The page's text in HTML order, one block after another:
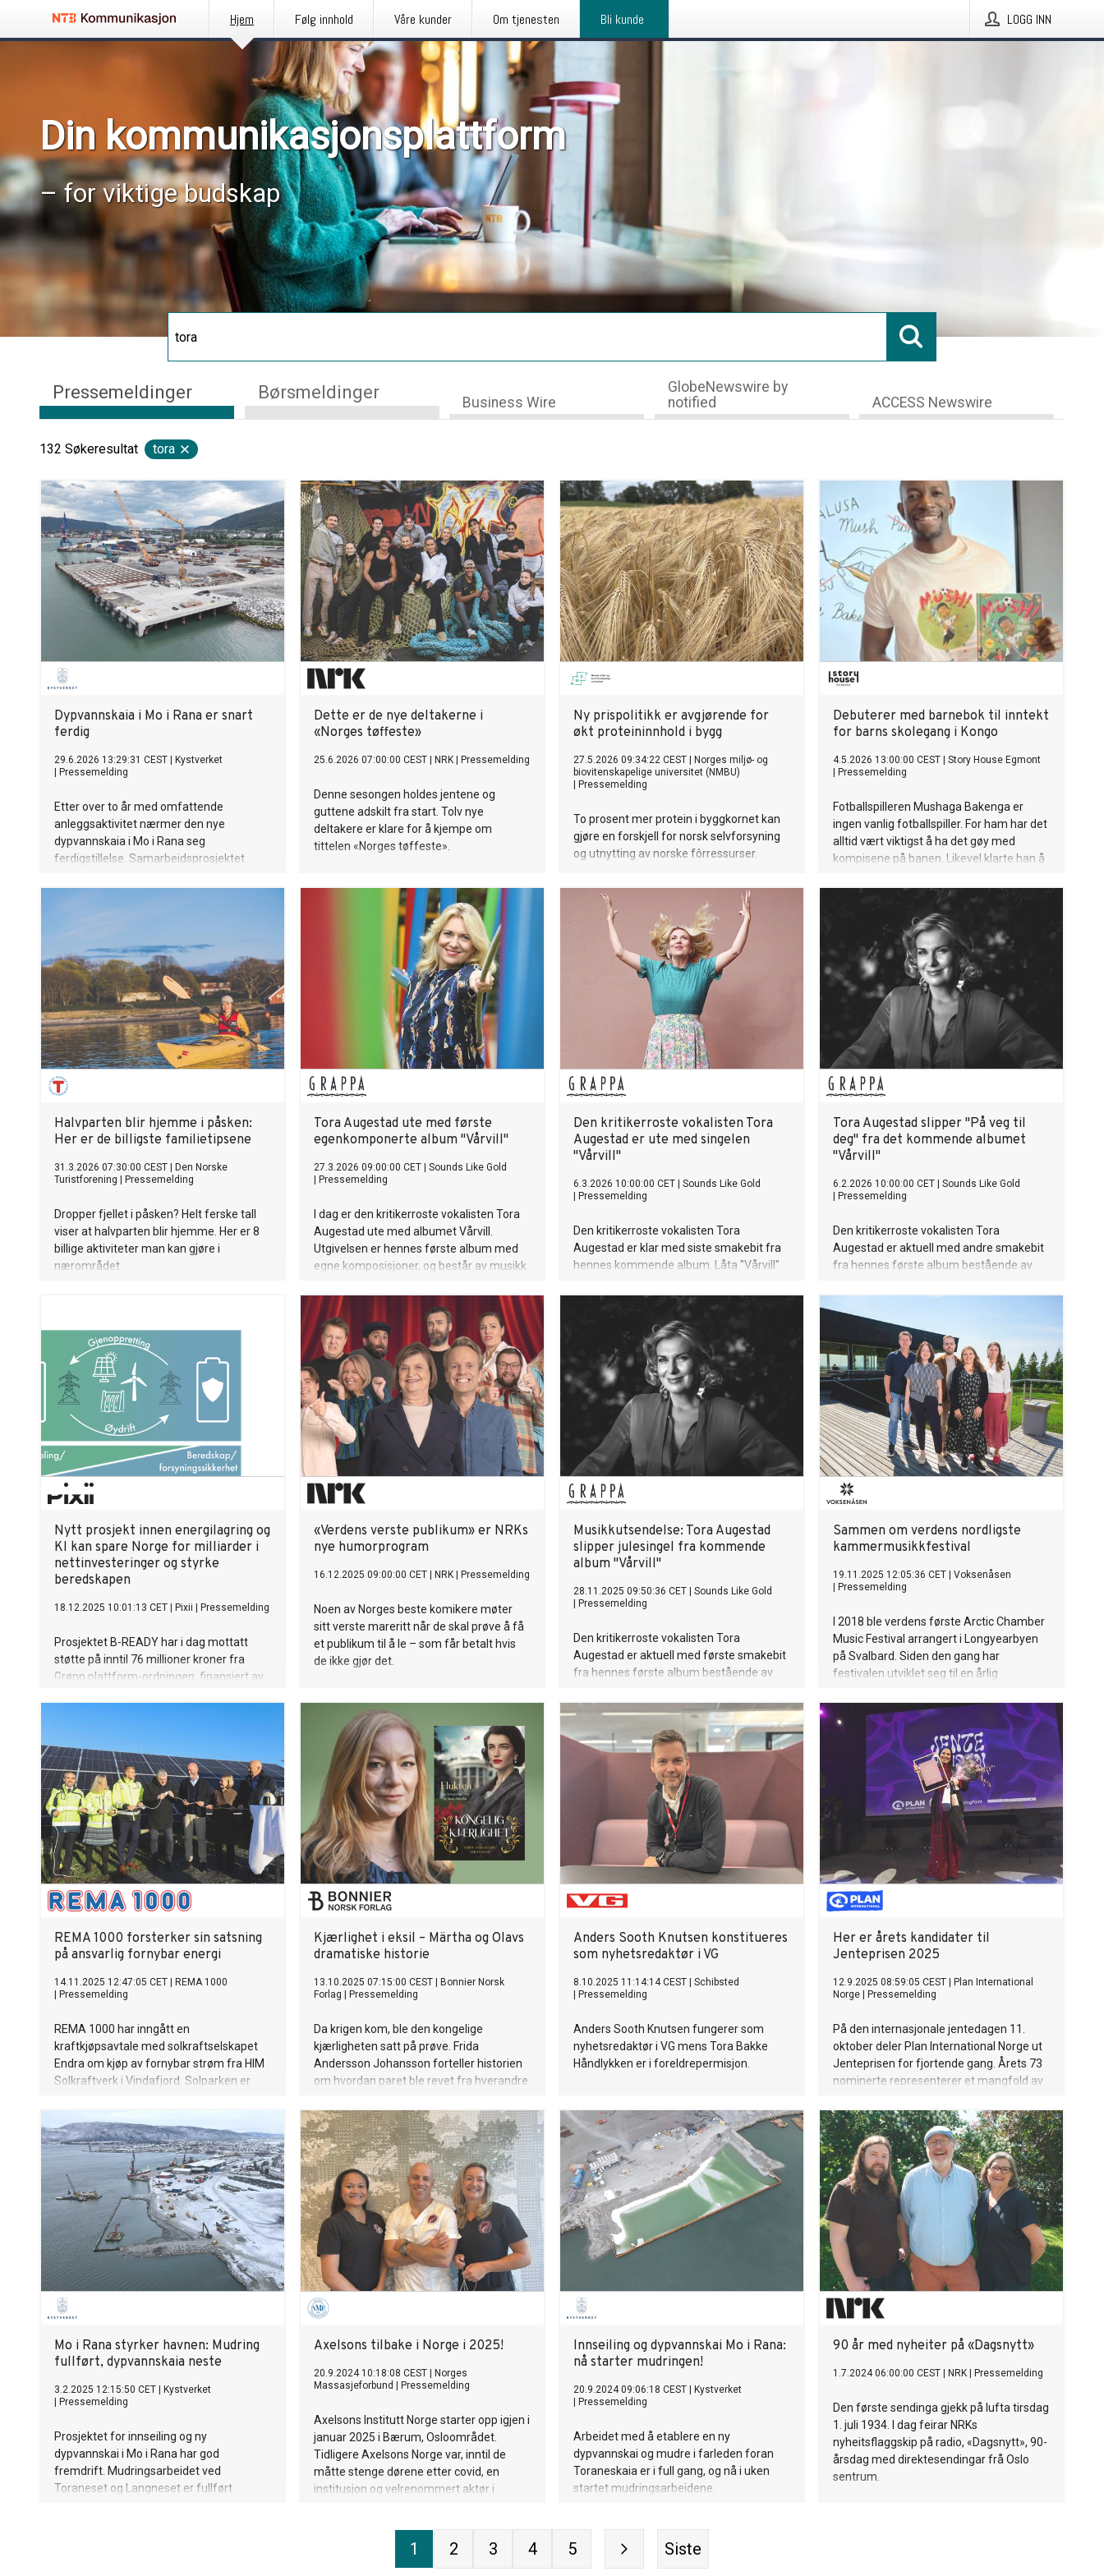
Hjem Følg innhold Våre kunder Om tjenesten Bli kunde LOGG INN
Din kommunikasjonsplattform
– for viktige budskap
Pressemeldinger Børsmeldinger Business Wire
GlobeNewswire by
notified
ACCESS Newswire
132 Søkeresultat tora
Dypvannskaia i Mo i Rana er snart
ferdig
29.6.2026 13:29:31 CEST
Kystverket
Pressemelding
Etter over to år med omfattende
anleggsaktivitet nærmer den nye
dypvannskaia i Mo i Rana seg
ferdigstillelse. Samarbeidsprosjektet
Dette er de nye deltakerne i
«Norges tøffeste»
25.6.2026 07:00:00 CEST NRK Pressemelding
Denne sesongen holdes jentene og
guttene adskilt fra start. Tolv nye
deltakere er klare for å kjempe om
tittelen «Norges tøffeste».
Ny prispolitikk er avgjørende for
økt proteininnhold i bygg
27.5.2026 09:34:22 CEST
Norges miljø- og
biovitenskapelige universitet (NMBU)
Pressemelding
To prosent mer protein i byggkornet kan
gjøre en forskjell for norsk selvforsyning
og utnytting av norske fôrressurser.
proteininnholdet er der, men økonomien,
bonden og fôrbransjens vilje til endring er
avgjørende.
Debuterer med barnebok til inntekt
for barns skolegang i Kongo
4.5.2026 13:00:00 CEST
Story House Egmont
Pressemelding
Fotballspilleren Mushaga Bakenga er
ingen vanlig fotballspiller. For ham har det
alltid vært viktigst å ha det gøy med
kompisene på banen. Likevel klarte han å
barneboka «MUSH – PROFFDØMMER»
deler han de beste tipsene og forteller de
morsomste historiene fra barndommen.
Halvparten blir hjemme i påsken:
Her er de billigste familietipsene
31.3.2026 07:30:00 CEST
Den Norske
Turistforening
Pressemelding
Dropper fjellet i påsken? Helt ferske tall
viser at halvparten blir hjemme. Her er 8
billige aktiviteter man kan gjøre i
nærområdet.
Tora Augestad ute med første
egenkomponerte album "Vårvill"
27.3.2026 09:00:00 CET
Sounds Like Gold
Pressemelding
I dag er den kritikerroste vokalisten Tora
Augestad ute med albumet Vårvill.
Utgivelsen er hennes første album med
egne komposisjoner, og består av musikk
Ruth Lillegraven.
Den kritikerroste vokalisten Tora
Augestad er ute med singelen
"Vårvill"
6.3.2026 10:00:00 CET
Sounds Like Gold
Pressemelding
Den kritikerroste vokalisten Tora
Augestad er klar med siste smakebit fra
hennes kommende album. Låta "Vårvill"
tittel slippes 27. mars.
Tora Augestad slipper "På veg til
deg" fra det kommende albumet
"Vårvill"
6.2.2026 10:00:00 CET
Sounds Like Gold
Pressemelding
Den kritikerroste vokalisten Tora
Augestad er aktuell med andre smakebit
fra hennes første album bestående av
deg" er ute nå. Lytt til låta her.
Nytt prosjekt innen energilagring og
KI kan spare Norge for milliarder i
nettinvesteringer og styrke
beredskapen
18.12.2025 10:01:13 CET Pixii Pressemelding
Prosjektet B-READY har i dag mottatt
støtte på inntil 76 millioner kroner fra
Grønn plattform-ordningen, finansiert av
«Verdens verste publikum» er NRKs
nye humorprogram
16.12.2025 09:00:00 CET NRK Pressemelding
Noen av Norges beste komikere møter
sitt verste mareritt når de skal prøve å få
et publikum til å le – som får betalt hvis
de ikke gjør det.
Musikkutsendelse: Tora Augestad
slipper julesingel fra kommende
album "Vårvill"
28.11.2025 09:50:36 CET
Sounds Like Gold
Pressemelding
Den kritikerroste vokalisten Tora
Augestad er aktuell med første smakebit
fra hennes første album bestående av
Sammen om verdens nordligste
kammermusikkfestival
19.11.2025 12:05:36 CET
Voksenåsen
Pressemelding
I 2018 ble verdens første Arctic Chamber
Music Festival arrangert i Longyearbyen
på Svalbard. Siden den gang har
festivalen utviklet seg til en årlig
internasjonale artister og
oppmerksomhet. Nå styrker Arktisk
Filharmoni samarbeidet med Voksenåsen
for å utvikle festivalen videre.
REMA 1000 forsterker sin satsning
på ansvarlig fornybar energi
14.11.2025 12:47:05 CET
REMA 1000
Pressemelding
REMA 1000 har inngått en
kraftkjøpsavtale med solkraftselskapet
Endra om kjøp av fornybar strøm fra HIM
Solkraftverk i Vindafjord. Solparken er
steg i REMA 1000s arbeid for en mer
bærekraftig verdikjede.
Kjærlighet i eksil – Märtha og Olavs
dramatiske historie
13.10.2025 07:15:00 CEST
Bonnier Norsk
Forlag
Pressemelding
Da krigen kom, ble den kongelige
kjærligheten satt på prøve. Frida
Andersson Johansson forteller historien
om hvordan paret ble revet fra hverandre
Anders Sooth Knutsen konstitueres
som nyhetsredaktør i VG
8.10.2025 11:14:14 CEST
Schibsted
Pressemelding
Anders Sooth Knutsen fungerer som
nyhetsredaktør i VG mens Tora Bakke
Håndlykken er i foreldrepermisjon.
Her er årets kandidater til
Jenteprisen 2025
12.9.2025 08:59:05 CEST
Plan International
Norge
Pressemelding
På den internasjonale jentedagen 11.
oktober deler Plan International Norge ut
Jenteprisen for fjortende gang. Årets 73
nominerte representerer et mangfold av
måte setter jenters rettigheter og
likestilling på agendaen.
Mo i Rana styrker havnen: Mudring
fullført, dypvannskaia neste
3.2.2025 12:15:50 CET
Kystverket
Pressemelding
Prosjektet for innseiling og ny
dypvannskai i Mo i Rana har god
fremdrift. Mudringsarbeidet ved
Toraneset og Langneset er fullført
Axelsons tilbake i Norge i 2025!
20.9.2024 10:18:08 CEST
Norges
Massasjeforbund
Pressemelding
Axelsons Institutt Norge starter opp igjen i
januar 2025 i Bærum, Osloområdet.
Tidligere Axelsons Norge var, inntil de
måtte stenge dørene etter covid, en
institusjon og velrenommert aktør i
arven med nye eiere, og med denne
skolen på plass igjen vil nye
Innseiling og dypvannskai Mo i Rana:
nå starter mudringen!
20.9.2024 09:06:18 CEST
Kystverket
Pressemelding
Arbeidet med å etablere en ny
dypvannskai og mudre i farleden foran
Toraneskaia er i full gang, og nå i uken
startet mudringsarbeidene.
gjennomføring av mudringen er på plass.
90 år med nyheiter på «Dagsnytt»
1.7.2024 06:00:00 CEST NRK Pressemelding
Den første sendinga gjekk på lufta tirsdag
1. juli 1934. I dag feirar NRKs
nyheitsflaggskip på radio, «Dagsnytt», 90-
årsdag med direktesendingar frå Oslo
sentrum.
1 2 3 4 5 Siste